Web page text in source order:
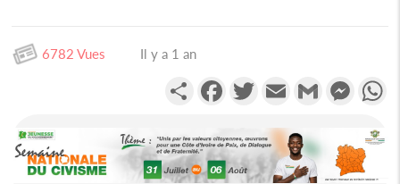
6782 Vues Il y a 1 an
PartagerFacebookTwitterEmail Gmail